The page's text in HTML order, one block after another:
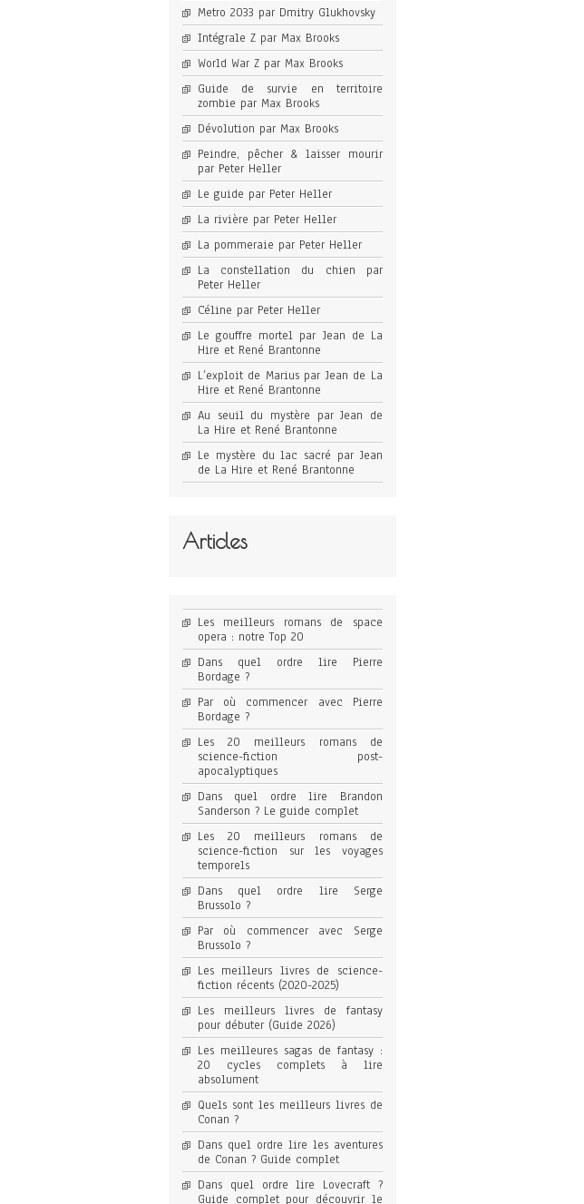
Metro 2033 par Dmitry Glukhovsky
Intégrale Z par Max Brooks
World War Z par Max Brooks
Guide de survie en territoire
zombie par Max Brooks
Dévolution par Max Brooks
Peindre, pêcher & laisser mourir
par Peter Heller
Le guide par Peter Heller
La rivière par Peter Heller
La pommeraie par Peter Heller
La constellation du chien par
Peter Heller
Céline par Peter Heller
Le gouffre mortel par Jean de La
Hire et René Brantonne
L’exploit de Marius par Jean de La
Hire et René Brantonne
Au seuil du mystère par Jean de
La Hire et René Brantonne
Le mystère du lac sacré par Jean
de La Hire et René Brantonne
Articles
Les meilleurs romans de space
opera : notre Top 20
Dans quel ordre lire Pierre
Bordage ?
Par où commencer avec Pierre
Bordage ?
Les 20 meilleurs romans de
science-fiction post-
apocalyptiques
Dans quel ordre lire Brandon
Sanderson ? Le guide complet
Les 20 meilleurs romans de
science-fiction sur les voyages
temporels
Dans quel ordre lire Serge
Brussolo ?
Par où commencer avec Serge
Brussolo ?
Les meilleurs livres de science-
fiction récents (2020-2025)
Les meilleurs livres de fantasy
pour débuter (Guide 2026)
Les meilleures sagas de fantasy :
20 cycles complets à lire
absolument
Quels sont les meilleurs livres de
Conan ?
Dans quel ordre lire les aventures
de Conan ? Guide complet
Dans quel ordre lire Lovecraft ?
Guide complet pour découvrir le